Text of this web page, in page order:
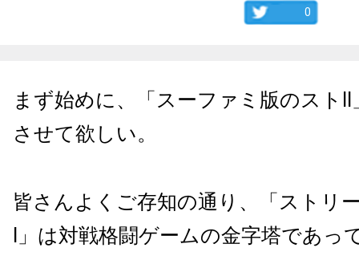
0
まず始めに、「スーファミ版のスト
させて欲しい。
皆さんよくご存知の通り、「ストリ
I」は対戦格闘ゲームの金字塔であっ